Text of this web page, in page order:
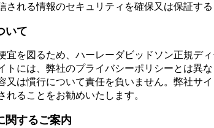
れる情報のセキュリティを確保又は保証する
いて
宜を図るため、ハーレーダビッドソン正規デ
トには、弊社のプライバシーポリシーとは異
又は慣行について責任を負いません。弊社サ
ることをお勧めいたします。
関するご案内